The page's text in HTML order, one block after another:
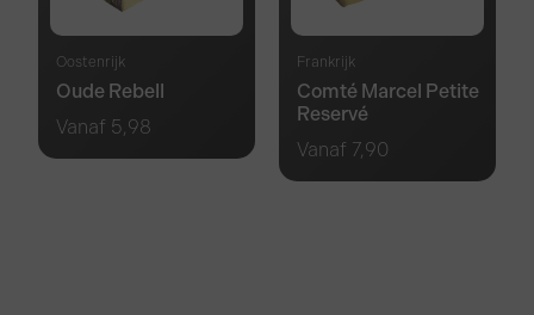
Oostenrijk
Oude Rebell
Vanaf 5,98
Frankrijk
Comté Marcel Petite
Reservé
Vanaf 7,90